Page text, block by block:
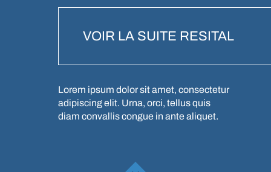
VOIR LA SUITE RESITAL
Lorem ipsum dolor sit amet, consectetur
adipiscing elit. Urna, orci, tellus quis
diam convallis congue in ante aliquet.